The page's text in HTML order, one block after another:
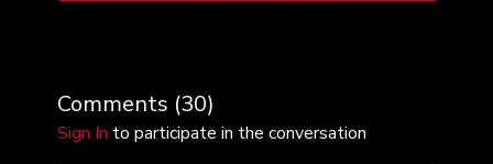
Comments (30)
Sign In to participate in the conversation